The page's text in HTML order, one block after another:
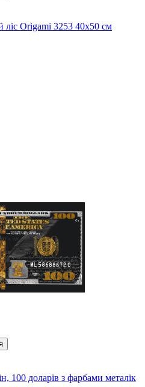
Origami 3253 40x50 см
100 доларів з фарбами металік